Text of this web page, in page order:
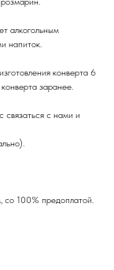
алкогольным
напиток.
конверта 6
заранее.
связаться с нами и
100% предоплатой.